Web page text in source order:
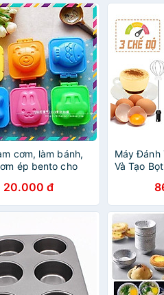
cơm, làm bánh,
ép bento cho
20.000 đ
Máy Đánh
Và Tạo
Sạc USB
Cao Cấp